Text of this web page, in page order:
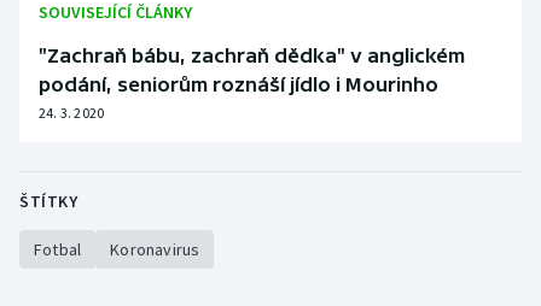
Triatlon
Vodní slalom
Volejbal
SOUVISEJÍCÍ ČLÁNKY
"Zachraň bábu, zachraň dědka" v anglickém
podání, seniorům roznáší jídlo i Mourinho
24. 3. 2020
ŠTÍTKY
Fotbal Koronavirus